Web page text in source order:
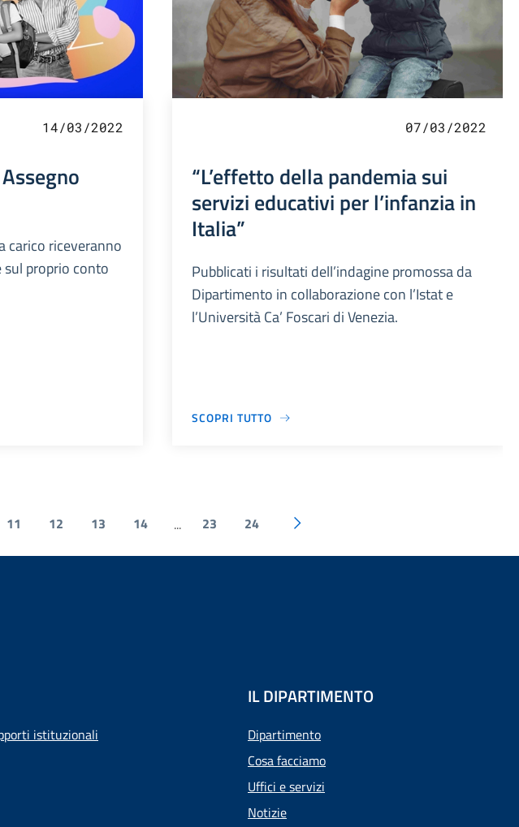
14/03/2022
carico riceveranno
sul proprio conto
07/03/2022
“L’effetto della pandemia sui
servizi educativi per l’infanzia in
Italia”
Pubblicati i risultati dell’indagine promossa da
Dipartimento in collaborazione con l’Istat e
l’Università Ca’ Foscari di Venezia.
SCOPRI TUTTO
11 12 13 14 ... 23 24
istituzionali
IL DIPARTIMENTO
Dipartimento
Cosa facciamo
Uffici e servizi
Notizie